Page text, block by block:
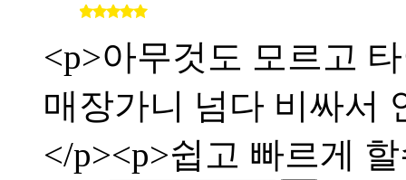
<p>아무것도 모르고
매장가니 넘다 비싸서
</p><p>쉽고 빠르게